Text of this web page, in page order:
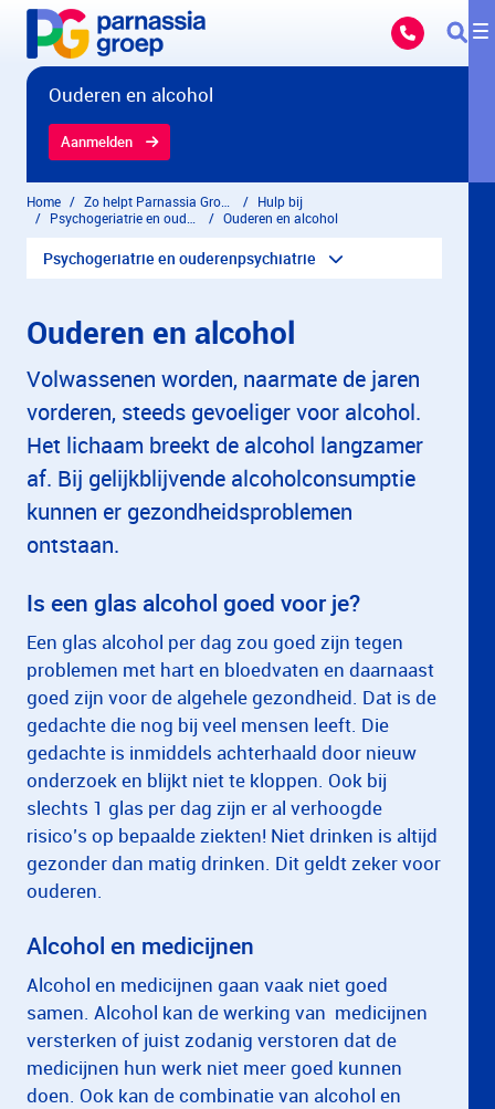
Overslaan en naar hoofdinhoud gaan
Ouderen en alcohol
Aanmelden
Home
Hulp bij
Ouderen en alcohol
Psychogeriatrie en ouderenpsychiatrie
Ouderen en alcohol
Volwassenen worden, naarmate de jaren
vorderen, steeds gevoeliger voor alcohol.
Het lichaam breekt de alcohol langzamer
af. Bij gelijkblijvende alcoholconsumptie
kunnen er gezondheidsproblemen
ontstaan.
Is een glas alcohol goed voor je?
Een glas alcohol per dag zou goed zijn tegen
problemen met hart en bloedvaten en daarnaast
goed zijn voor de algehele gezondheid. Dat is de
gedachte die nog bij veel mensen leeft. Die
gedachte is inmiddels achterhaald door nieuw
onderzoek en blijkt niet te kloppen. Ook bij
slechts 1 glas per dag zijn er al verhoogde
risico’s op bepaalde ziekten! Niet drinken is altijd
gezonder dan matig drinken. Dit geldt zeker voor
ouderen.
Alcohol en medicijnen
Alcohol en medicijnen gaan vaak niet goed
samen. Alcohol kan de werking van medicijnen
versterken of juist zodanig verstoren dat de
medicijnen hun werk niet meer goed kunnen
doen. Ook kan de combinatie van alcohol en